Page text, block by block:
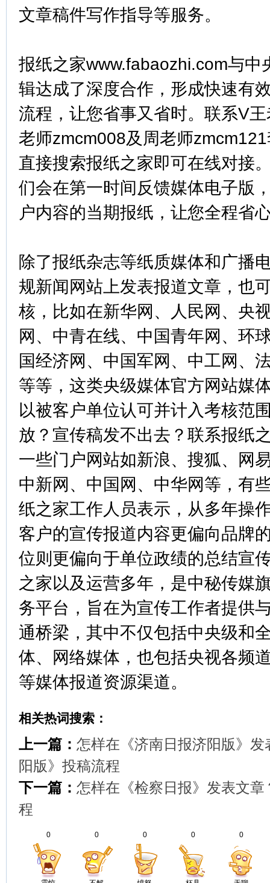
文章稿件写作指导等服务。
报纸之家www.fabaozhi.com与中
辑达成了深度合作，形成快速有
流程，让您省事又省时。联系V
老师zmcm008及周老师
直接搜索报纸之家即可在线对接
们会在第一时间反馈媒体电子版
户内容的当期报纸，让您全程省
除了报纸杂志等纸质媒体和广播
规新闻网站上发表报道文章，也
核，比如在新华网、人民网、央
网、中青在线、中国青年网、环
国经济网、中国军网、中工网、
等等，这类央级媒体官方网站媒
以被客户单位认可并计入考核范
放？宣传稿发不出去？联系报纸
一些门户网站如新浪、搜狐、网
中新网、中国网、中华网等，有
纸之家工作人员表示，从多年操
客户的宣传报道内容更偏向品牌
位则更偏向于单位政绩的总结宣
之家以及运营多年，是中秘传媒
务平台，旨在为宣传工作者提供
通桥梁，其中不仅包括中央级和
体、网络媒体，也包括央视各频
等媒体报道资源渠道。
相关热词搜索：
上一篇： 怎样在《济南日报济阳版》
阳版》投稿流程
下一篇： 怎样在《检察日报》发表文
程
0 0 0 0 0